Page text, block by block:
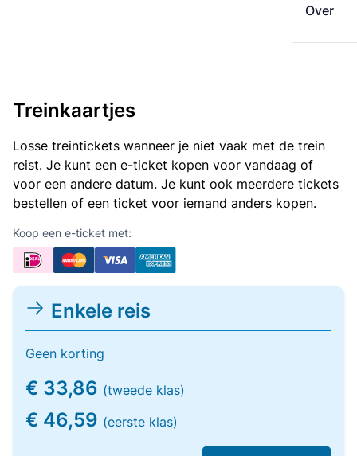
Over
Treinkaartjes
Losse treintickets wanneer je niet vaak met de trein
reist. Je kunt een e-ticket kopen voor vandaag of
voor een andere datum. Je kunt ook meerdere tickets
bestellen of een ticket voor iemand anders kopen.
Koop een e-ticket met:
Enkele reis
Geen korting
€ 33,86 (tweede klas)
€ 46,59 (eerste klas)